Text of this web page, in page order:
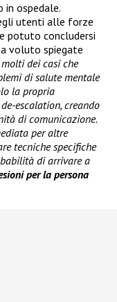
ospedale.
utenti alle forze
potuto concludersi
voluto spiegate
molti dei casi che
di salute mentale
la propria
escalation, creando
di comunicazione.
per altre
tecniche specifiche
di arrivare a
per la persona